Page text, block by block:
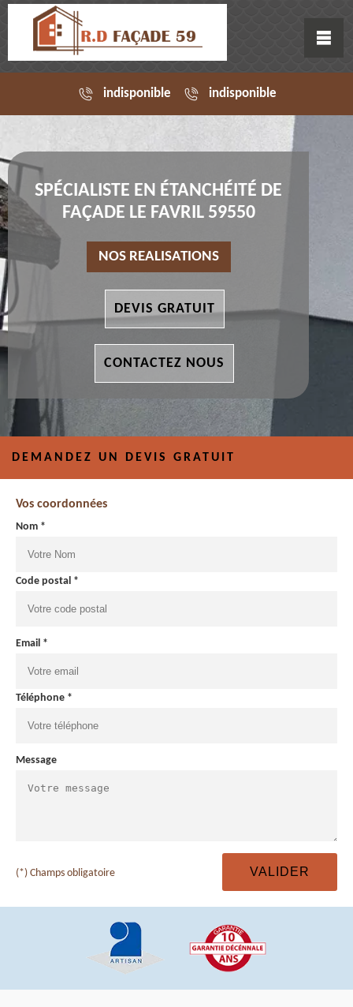
indisponible indisponible
SPÉCIALISTE EN ÉTANCHÉITÉ DE
FAÇADE LE FAVRIL 59550
NOS REALISATIONS
DEVIS GRATUIT
CONTACTEZ NOUS
DEMANDEZ UN DEVIS GRATUIT
Vos coordonnées
Nom *
Code postal *
Email *
Téléphone *
Message
(*) Champs obligatoire